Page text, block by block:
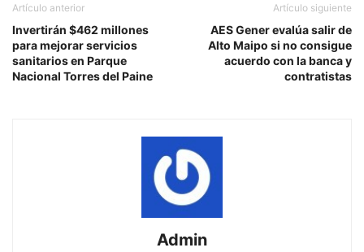
Artículo anterior
Invertirán $462 millones
para mejorar servicios
sanitarios en Parque
Nacional Torres del Paine
Artículo siguiente
AES Gener evalúa salir de
Alto Maipo si no consigue
acuerdo con la banca y
contratistas
Admin